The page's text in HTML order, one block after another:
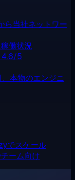
ら当社ネットワー
働状況
4.6/5
本物のエンジニ
でスケール
ーム向け